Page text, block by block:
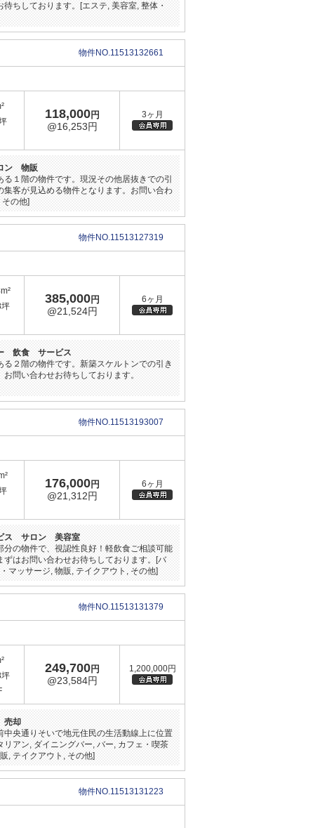
ちしております。[エステ, 美容室, 整体・
物件NO.11513132661
118,000円
@16,253円
3ヶ月
ン 物販
１階の物件です。現況その他居抜きでの引
客が見込める物件となります。お問い合わ
の他]
物件NO.11513127319
385,000円
@21,524円
6ヶ月
飲食 サービス
２階の物件です。新築スケルトンでの引き
問い合わせお待ちしております。
物件NO.11513193007
176,000円
@21,312円
6ヶ月
ス サロン 美容室
の物件で、視認性良好！軽飲食ご相談可能
はお問い合わせお待ちしております。[バ
マッサージ, 物販, テイクアウト, その他]
物件NO.11513131379
249,700円
@23,584円
1,200,000円
却
央通りそいで地元住民の生活動線上に位置
アン, ダイニングバー, バー, カフェ・喫茶
, テイクアウト, その他]
物件NO.11513131223